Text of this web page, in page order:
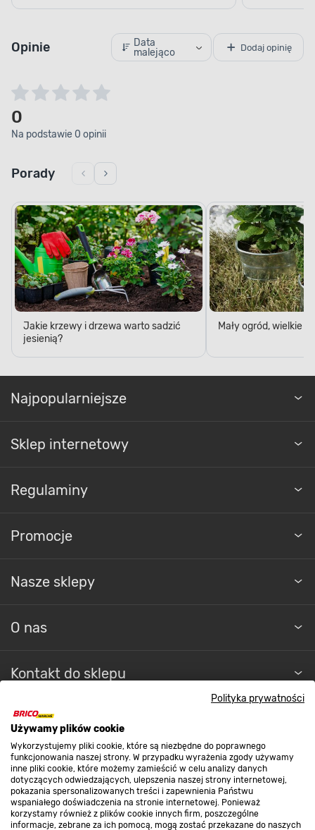
Polityka prywatności
Używamy plików cookie
Wykorzystujemy pliki cookie, które są niezbędne do poprawnego
funkcjonowania naszej strony. W przypadku wyrażenia zgody używamy
inne pliki cookie, które możemy zamieścić w celu analizy danych
dotyczących odwiedzających, ulepszenia naszej strony internetowej,
pokazania spersonalizowanych treści i zapewnienia Państwu
wspaniałego doświadczenia na stronie internetowej. Ponieważ
korzystamy również z plików cookie innych firm, poszczególne
informacje, zebrane za ich pomocą, mogą zostać przekazane do naszych
Opinie
Data
malejąco
Dodaj opinię
0
Na podstawie 0 opinii
Porady
Jakie krzewy i drzewa warto sadzić
jesienią?
Mały ogród, wielkie
Najpopularniejsze
Sklep internetowy
Regulaminy
Promocje
Nasze sklepy
O nas
Kontakt do sklepu
Strefa biznesu
Dołącz do nas